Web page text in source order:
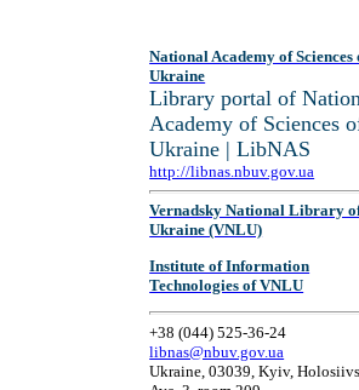
National Academy of Sciences
Ukraine
Library portal of
Academy of Sciences
Ukraine | LibNAS
http://libnas.nbuv.gov.ua
Vernadsky National Library
Ukraine (VNLU)
Institute of Information
Technologies of VNLU
+38 (044) 525-36-24
libnas@nbuv.gov.ua
Ukraine, 03039, Kyiv,